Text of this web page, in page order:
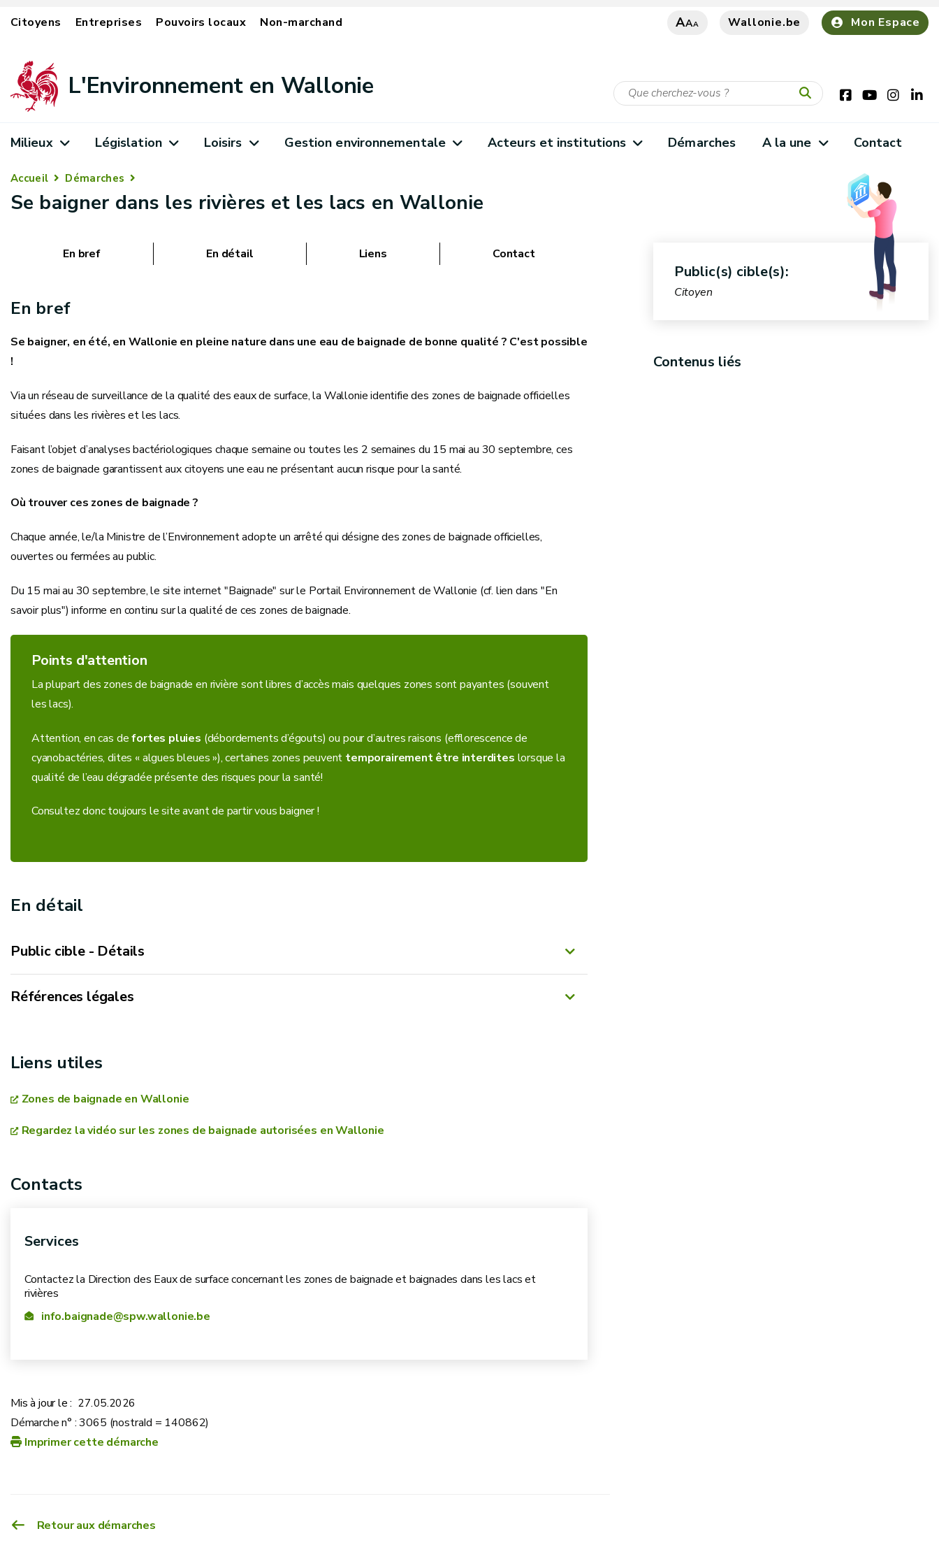
Citoyens Entreprises Pouvoirs locaux Non-marchand AAA Wallonie.be Mon Espace
L'Environnement en Wallonie
Milieux Législation Loisirs Gestion environnementale Acteurs et institutions Démarches A la une Contact
Accueil Démarches
Se baigner dans les rivières et les lacs en Wallonie
En bref En détail Liens Contact
En bref
Se baigner, en été, en Wallonie en pleine nature dans une eau de baignade de bonne qualité ? C'est possible
!
Via un réseau de surveillance de la qualité des eaux de surface, la Wallonie identifie des zones de baignade officielles
situées dans les rivières et les lacs.
Faisant l’objet d’analyses bactériologiques chaque semaine ou toutes les 2 semaines du 15 mai au 30 septembre, ces
zones de baignade garantissent aux citoyens une eau ne présentant aucun risque pour la santé.
Où trouver ces zones de baignade ?
Chaque année, le/la Ministre de l’Environnement adopte un arrêté qui désigne des zones de baignade officielles,
ouvertes ou fermées au public.
Du 15 mai au 30 septembre, le site internet "Baignade" sur le Portail Environnement de Wallonie (cf. lien dans "En
savoir plus") informe en continu sur la qualité de ces zones de baignade.
Points d'attention
La plupart des zones de baignade en rivière sont libres d’accès mais quelques zones sont payantes (souvent
les lacs).
Attention, en cas defortes pluies (débordements d’égouts) ou pour d’autres raisons (efflorescence de
cyanobactéries, dites « algues bleues »), certaines zones peuvent temporairementêtre interdites lorsque la
qualité de l’eau dégradée présente des risques pour la santé!
Consultez donc toujours le site avant de partir vous baigner !
En détail
Public cible - Détails
Références légales
Arrêté du Gouvernement wallon modifiant la partie règlementaire du Livre II du Code de
changement climatique
Liens utiles
Zones de baignade en Wallonie
Regardez la vidéo sur les zones de baignade autorisées en Wallonie
Contacts
Services
Contactez la Direction des Eaux de surface concernant les zones de baignade et baignades dans les lacs et
rivières
info.baignade@spw.wallonie.be
Mis à jour le : 27.05.2026
Démarche n° : 3065 (nostraId = 140862)
Imprimer cette démarche
Retour aux démarches
Public(s) cible(s):
Citoyen
Contenus liés